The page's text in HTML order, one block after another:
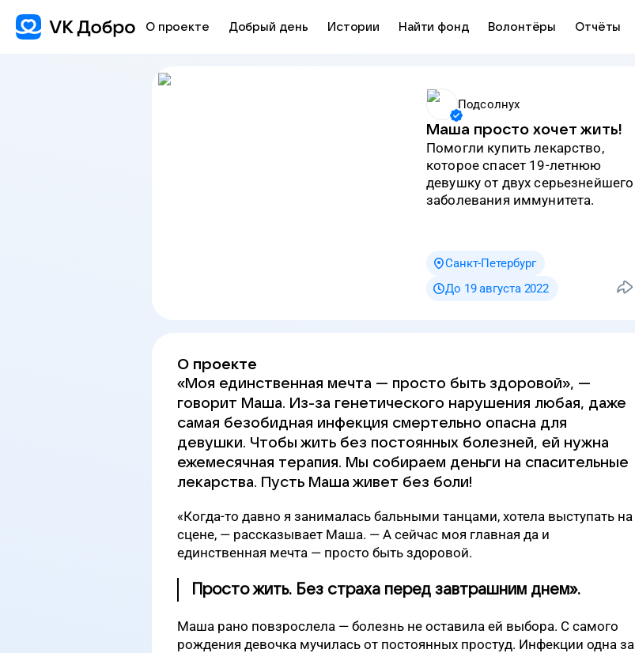
О проекте Добрый день Истории Найти фонд Волонтёры Отчёты
Подсолнух
Маша просто хочет жить!
Помогли купить лекарство,
которое спасет 19-летнюю
девушку от двух серьезнейшего
заболевания иммунитета.
Санкт-Петербург
До 19 августа 2022
О проекте
«Моя единственная мечта — просто быть здоровой», —
говорит Маша. Из-за генетического нарушения любая, даже
самая безобидная инфекция смертельно опасна для
девушки. Чтобы жить без постоянных болезней, ей нужна
ежемесячная терапия. Мы собираем деньги на спасительные
лекарства. Пусть Маша живет без боли!
«Когда-то давно я занималась бальными танцами, хотела выступать на
сцене, — рассказывает Маша. — А сейчас моя главная да и
единственная мечта — просто быть здоровой.
Просто жить. Без страха перед завтрашним днем».
Маша рано повзрослела — болезнь не оставила ей выбора. С самого
рождения девочка мучилась от постоянных простуд. Инфекции одна за